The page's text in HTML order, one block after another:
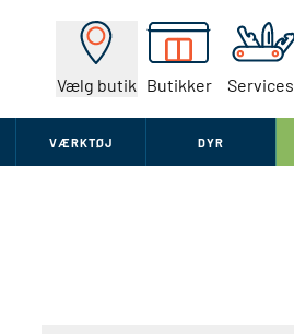
Vælg butik Butikker Services
VÆRKTØJ DYR